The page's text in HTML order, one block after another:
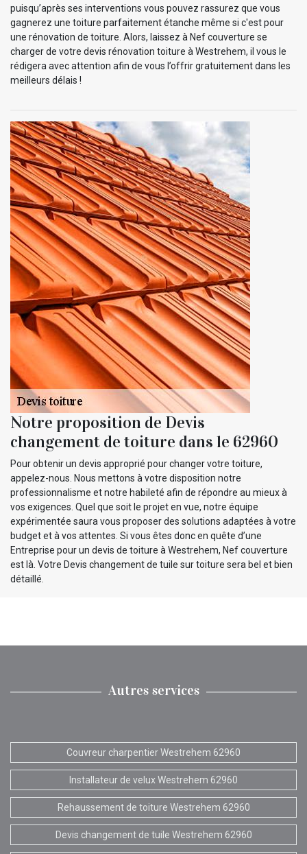
puisqu’après ses interventions vous pouvez rassurez que vous
gagnerez une toiture parfaitement étanche même si c'est pour
une rénovation de toiture. Alors, laissez à Nef couverture se
charger de votre devis rénovation toiture à Westrehem, il vous le
rédigera avec attention afin de vous l’offrir gratuitement dans les
meilleurs délais !
Notre proposition de Devis
changement de toiture dans le 62960
Pour obtenir un devis approprié pour changer votre toiture,
appelez-nous. Nous mettons à votre disposition notre
professionnalisme et notre habileté afin de répondre au mieux à
vos exigences. Quel que soit le projet en vue, notre équipe
expérimentée saura vous proposer des solutions adaptées à votre
budget et à vos attentes. Si vous êtes donc en quête d’une
Entreprise pour un devis de toiture à Westrehem, Nef couverture
est là. Votre Devis changement de tuile sur toiture sera bel et bien
détaillé.
Autres services
Couvreur charpentier Westrehem 62960
Installateur de velux Westrehem 62960
Rehaussement de toiture Westrehem 62960
Devis changement de tuile Westrehem 62960